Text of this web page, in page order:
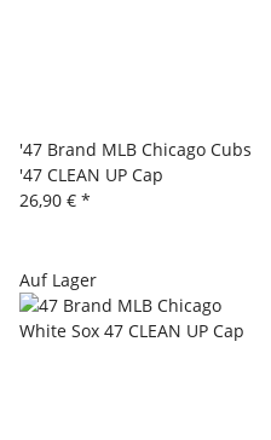
'47 Brand MLB Chicago Cubs
'47 CLEAN UP Cap
26,90 € *
Auf Lager